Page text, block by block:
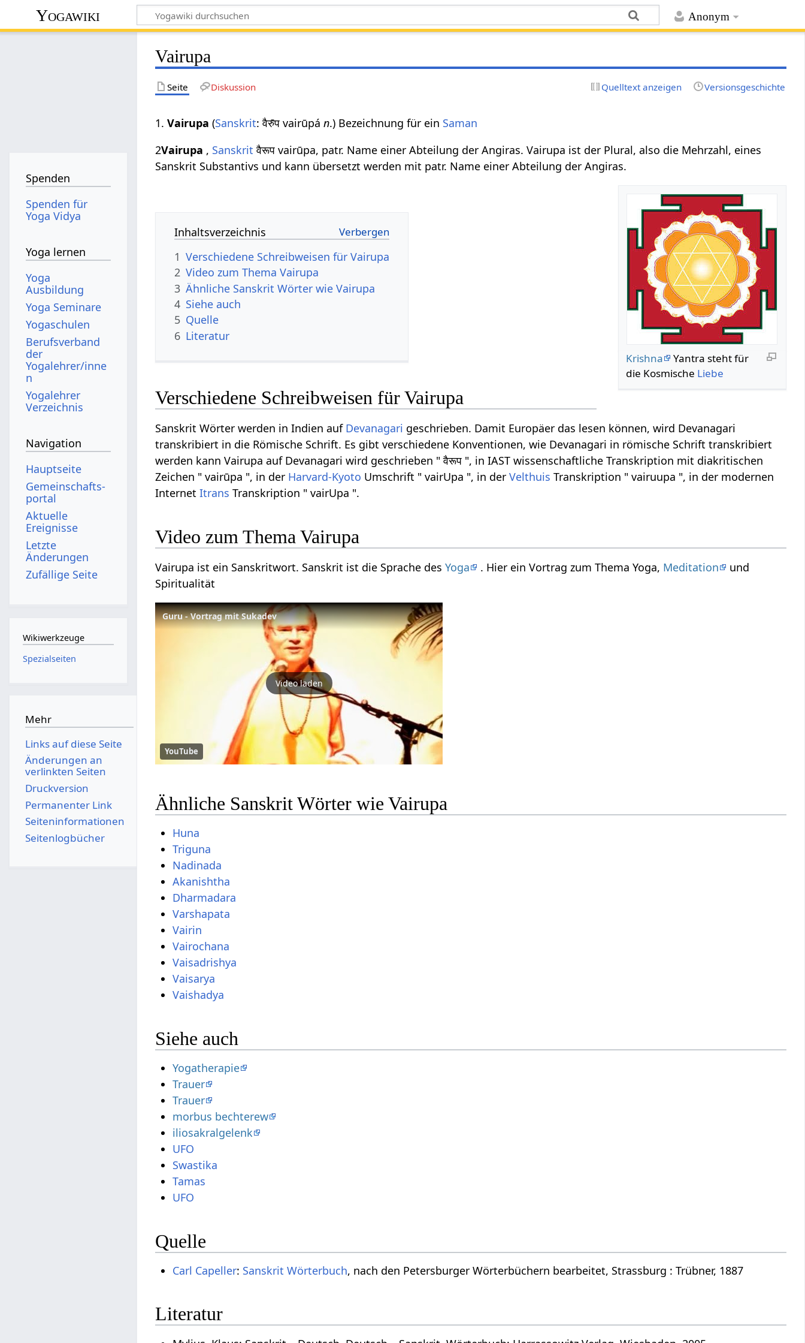
Anonym
Yogawiki
Vairupa
Seite Diskussion Quelltext anzeigen Versionsgeschichte
1.Vairupa (Sanskrit: वैरु̄प vairūpán.) Bezeichnung für ein Saman
2Vairupa , Sanskrit वैरूप vairūpa, patr. Name einer Abteilung der Angiras. Vairupa ist der Plural, also die Mehrzahl, eines
Sanskrit Substantivs und kann übersetzt werden mit patr. Name einer Abteilung der Angiras.
Krishna
Yantra steht für
die Kosmische Liebe
Inhaltsverzeichnis
1 Verschiedene Schreibweisen für Vairupa
2 Video zum Thema Vairupa
3 Ähnliche Sanskrit Wörter wie Vairupa
4 Siehe auch
5 Quelle
6 Literatur
Verschiedene Schreibweisen für Vairupa
Sanskrit Wörter werden in Indien auf Devanagari geschrieben. Damit Europäer das lesen können, wird Devanagari
transkribiert in die Römische Schrift. Es gibt verschiedene Konventionen, wie Devanagari in römische Schrift transkribiert
werden kann Vairupa auf Devanagari wird geschrieben " वैरूप ", in IAST wissenschaftliche Transkription mit diakritischen
Zeichen " vairūpa ", in der Harvard-Kyoto Umschrift " vairUpa ", in derVelthuis Transkription " vairuupa ", in der modernen
InternetItrans Transkription " vairUpa ".
Video zum Thema Vairupa
Vairupa ist ein Sanskritwort. Sanskrit ist die Sprache desYoga . Hier ein Vortrag zum Thema Yoga, Meditation
und
Spiritualität
Guru - Vortrag mit Sukadev
Video laden
YouTube
Ähnliche Sanskrit Wörter wie Vairupa
Huna
Triguna
Nadinada
Akanishtha
Dharmadara
Varshapata
Vairin
Vairochana
Vaisadrishya
Vaisarya
Vaishadya
Siehe auch
Yogatherapie
Trauer
Trauer
morbus bechterew
iliosakralgelenk
UFO
Swastika
Tamas
UFO
Quelle
Carl Capeller: Sanskrit Wörterbuch, nach den Petersburger Wörterbüchern bearbeitet, Strassburg : Trübner, 1887
Literatur
Spenden
Spenden für
Yoga Vidya
Yoga lernen
Yoga
Ausbildung
Yoga Seminare
Yogaschulen
Berufsverband
der
Yogalehrer/inne
n
Yogalehrer
Verzeichnis
Navigation
Hauptseite
Gemeinschafts­
portal
Aktuelle
Ereignisse
Letzte
Änderungen
Zufällige Seite
Wikiwerkzeuge
Spezialseiten
Mehr
Links auf diese Seite
Änderungen an
verlinkten Seiten
Druckversion
Permanenter Link
Seiten­­informationen
Seitenlogbücher